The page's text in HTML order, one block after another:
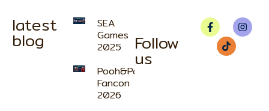
latest
blog
SEA
Games
2025
Pooh&Pavel
Fancon
2026
Follow
us